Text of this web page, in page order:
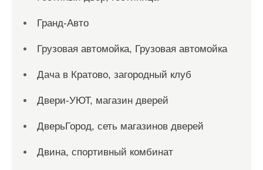
Гранд-Авто
Грузовая автомойка, Грузовая автомойка
Дача в Кратово, загородный клуб
Двери-УЮТ, магазин дверей
ДверьГород, сеть магазинов дверей
Двина, спортивный комбинат